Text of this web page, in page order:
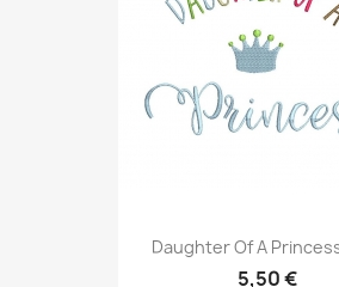
Daughter Of A
5,50 €